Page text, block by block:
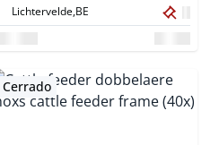
Lichtervelde, BE
Cerrado